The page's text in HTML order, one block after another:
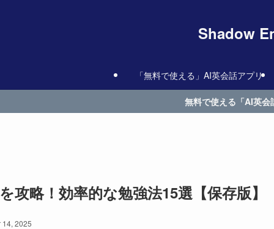
Shadow
「無料で使える」AI英会話アプリ
無料で使える「AI英会
攻略！効率的な勉強法15選【保存版】
14, 2025